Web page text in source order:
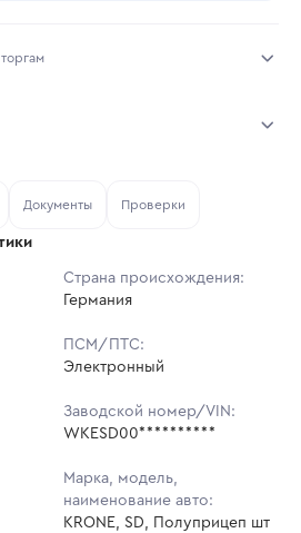
Открытые торги
5 000 ₽
не найдено
в аукционах
Документы Проверки
Страна происхождения:
Германия
ПСМ/ПТС:
Электронный
Заводской номер/VIN:
WKESD00**********
Марка, модель,
наименование авто:
KRONE, SD, Полуприцеп шт